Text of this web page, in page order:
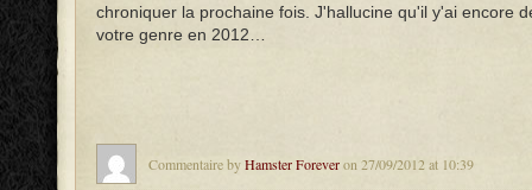
chroniquer la prochaine fois. J'hallucine qu'il y'ai encore
votre genre en 2012…
Commentaire byHamster Foreveron 27/09/2012 at 10:39